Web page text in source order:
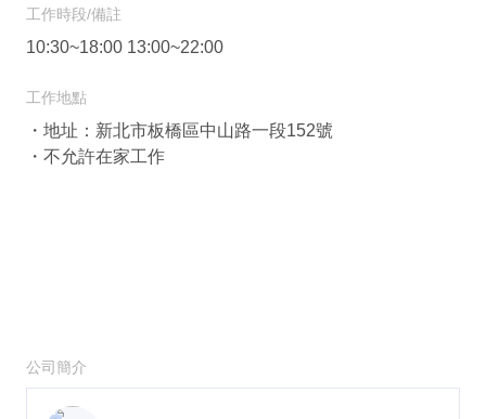
工作時段/備註
10:30~18:00 13:00~22:00
工作地點
地址：新北市板橋區中山路一段152號
不允許在家工作
公司簡介